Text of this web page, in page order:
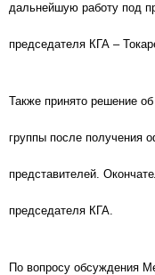
дальнейшую работу под
председателя КГА –
Также принято решение
группы после получения
представителей.
председателя КГА.
По вопросу обсуждения